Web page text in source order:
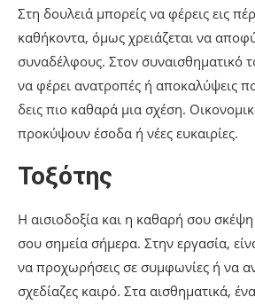
Στη δουλειά μπορείς να φέρεις εις
καθήκοντα, όμως χρειάζεται να
συναδέλφους. Στον συναισθηματικό
να φέρει ανατροπές ή αποκαλύψεις
δεις πιο καθαρά μια σχέση.
προκύψουν έσοδα ή νέες ευκαιρίες.
Τοξότης
Η αισιοδοξία και η καθαρή σου σκέψη
σου σημεία σήμερα. Στην εργασία,
να προχωρήσεις σε συμφωνίες ή να
σχεδίαζες καιρό. Στα αισθηματικά,